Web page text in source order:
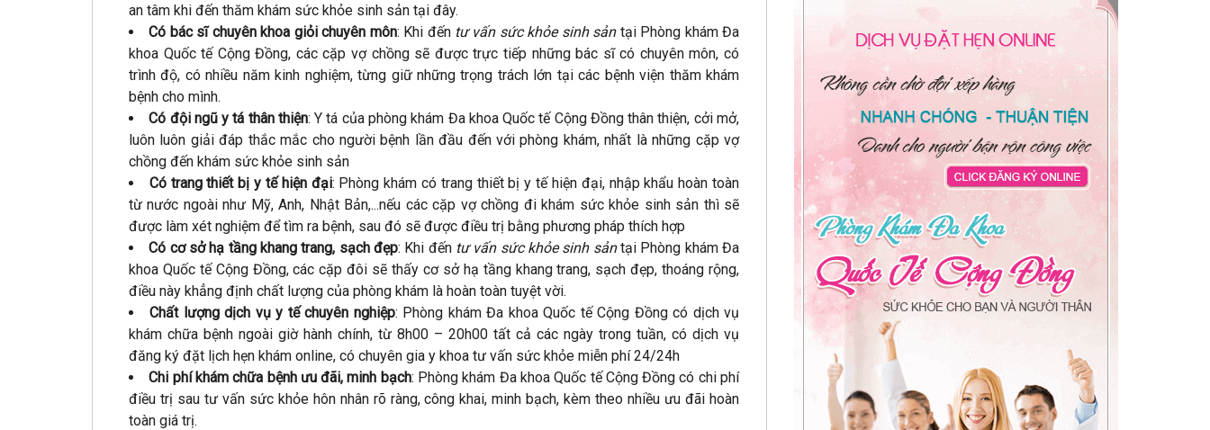
an tâm khi đến thăm khám sức khỏe sinh sản tại đây.
Có bác sĩ chuyên khoa giỏi chuyên môn: Khi đến tư vấn sức khỏe sinh sảntại Phòng khám Đa
khoa Quốc tế Cộng Đồng, các cặp vợ chồng sẽ được trực tiếp những bác sĩ có chuyên môn, có
trình độ, có nhiều năm kinh nghiệm, từng giữ những trọng trách lớn tại các bệnh viện thăm khám
bệnh cho mình.
Có đội ngũ y tá thân thiện: Y tá của phòng khám Đa khoa Quốc tế Cộng Đồng thân thiện, cởi mở,
luôn luôn giải đáp thắc mắc cho người bệnh lần đầu đến với phòng khám, nhất là những cặp vợ
chồng đến khám sức khỏe sinh sản
Có trang thiết bị y tế hiện đại: Phòng khám có trang thiết bị y tế hiện đại, nhập khẩu hoàn toàn
từ nước ngoài như Mỹ, Anh, Nhật Bản,...nếu các cặp vợ chồng đi khám sức khỏe sinh sản thì sẽ
được làm xét nghiệm để tìm ra bệnh, sau đó sẽ được điều trị bằng phương pháp thích hợp
Có cơ sở hạ tầng khang trang, sạch đẹp: Khi đến tư vấn sức khỏe sinh sảntại Phòng khám Đa
khoa Quốc tế Cộng Đồng, các cặp đôi sẽ thấy cơ sở hạ tầng khang trang, sạch đẹp, thoáng rộng,
điều này khẳng định chất lượng của phòng khám là hoàn toàn tuyệt vời.
Chất lượng dịch vụ y tế chuyên nghiệp: Phòng khám Đa khoa Quốc tế Cộng Đồng có dịch vụ
khám chữa bệnh ngoài giờ hành chính, từ 8h00 – 20h00 tất cả các ngày trong tuần, có dịch vụ
đăng ký đặt lịch hẹn khám online, có chuyên gia y khoa tư vấn sức khỏe miễn phí 24/24h
Chi phí khám chữa bệnh ưu đãi, minh bạch: Phòng khám Đa khoa Quốc tế Cộng Đồng có chi phí
điều trị sau tư vấn sức khỏe hôn nhân rõ ràng, công khai, minh bạch, kèm theo nhiều ưu đãi hoàn
toàn giá trị.